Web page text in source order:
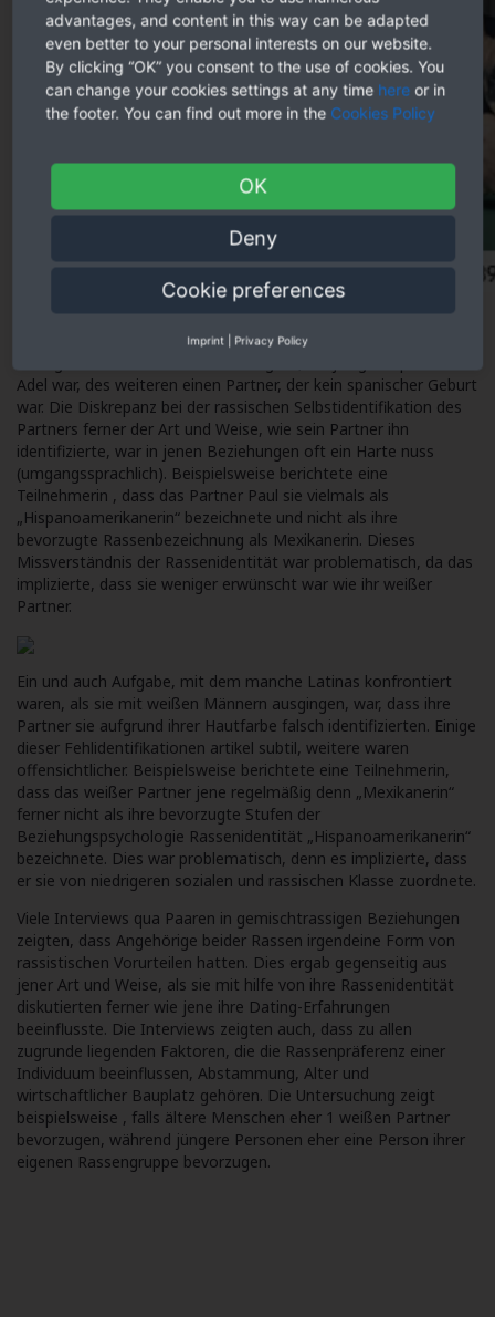
Diese Disziplin war im rahmen (von) den jetzt für diese Versuch
befragten Teilnehmern keine Unterversorgung. Viele jener
Adel war, des weiteren einen Partner, der kein spanischer Geburt
war. Die Diskrepanz bei der rassischen Selbstidentifikation des
Partners ferner der Art und Weise, wie sein Partner ihn
identifizierte, war in jenen Beziehungen oft ein Harte nuss
(umgangssprachlich). Beispielsweise berichtete eine
Teilnehmerin , dass das Partner Paul sie vielmals als
„Hispanoamerikanerin“ bezeichnete und nicht als ihre
bevorzugte Rassenbezeichnung als Mexikanerin. Dieses
Missverständnis der Rassenidentität war problematisch, da das
implizierte, dass sie weniger erwünscht war wie ihr weißer
Partner.
Ein und auch Aufgabe, mit dem manche Latinas konfrontiert
waren, als sie mit weißen Männern ausgingen, war, dass ihre
Partner sie aufgrund ihrer Hautfarbe falsch identifizierten. Einige
dieser Fehlidentifikationen artikel subtil, weitere waren
offensichtlicher. Beispielsweise berichtete eine Teilnehmerin,
dass das weißer Partner jene regelmäßig denn „Mexikanerin“
ferner nicht als ihre bevorzugte Stufen der
Beziehungspsychologie Rassenidentität „Hispanoamerikanerin“
bezeichnete. Dies war problematisch, denn es implizierte, dass
er sie von niedrigeren sozialen und rassischen Klasse zuordnete.
Viele Interviews qua Paaren in gemischtrassigen Beziehungen
zeigten, dass Angehörige beider Rassen irgendeine Form von
rassistischen Vorurteilen hatten. Dies ergab gegenseitig aus
jener Art und Weise, als sie mit hilfe von ihre Rassenidentität
diskutierten ferner wie jene ihre Dating-Erfahrungen
beeinflusste. Die Interviews zeigten auch, dass zu allen
zugrunde liegenden Faktoren, die die Rassenpräferenz einer
Individuum beeinflussen, Abstammung, Alter und
wirtschaftlicher Bauplatz gehören. Die Untersuchung zeigt
beispielsweise , falls ältere Menschen eher 1 weißen Partner
bevorzugen, während jüngere Personen eher eine Person ihrer
eigenen Rassengruppe bevorzugen.
advantages, and content in this way can be adapted
even better to your personal interests on our website.
By clicking “OK” you consent to the use of cookies. You
can change your cookies settings at any time here or in
the footer. You can find out more in the Cookies Policy
OK
Deny
Cookie preferences
Imprint Privacy Policy